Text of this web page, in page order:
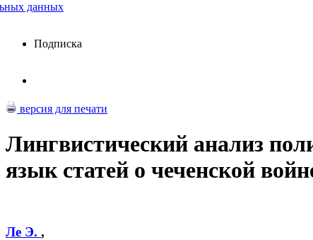
данных
Подписка
версия для печати
Лингвистический анализ
язык статей о чеченской
Ле Э. ,